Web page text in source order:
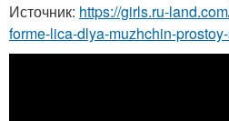
Источник: https://girls.ru-
forme-lica-dlya-muzhchin-